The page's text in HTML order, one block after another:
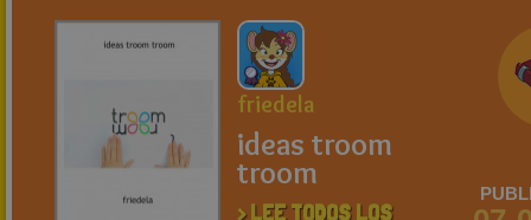
friedela
ideas troom
troom
> LEE TODOS LOS